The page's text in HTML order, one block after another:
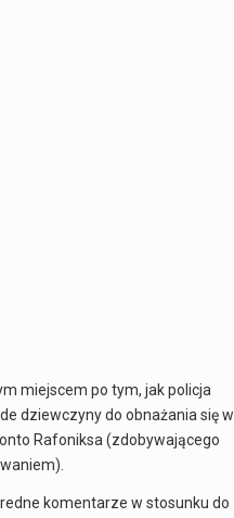
miejscem po tym, jak policja
dziewczyny do obnażania się w
Rafoniksa (zdobywającego
komentarze w stosunku do